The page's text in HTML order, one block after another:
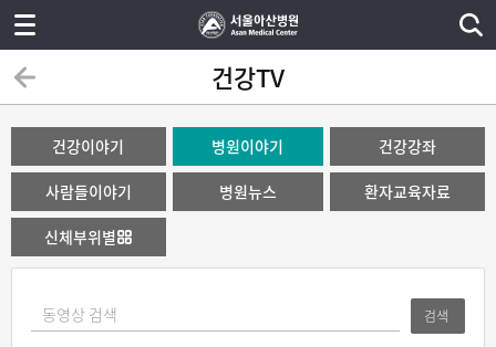
건강TV
건강이야기 병원이야기 건강강좌
사람들이야기 병원뉴스 환자교육자료
신체부위별
검색